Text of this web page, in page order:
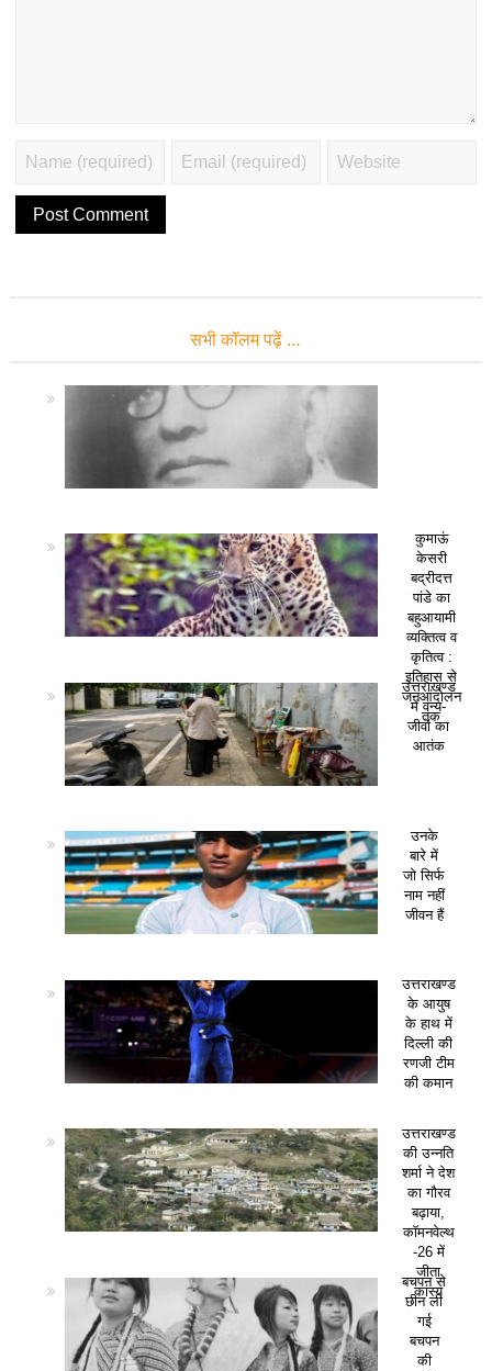
सभी कॉलम पढ़ें …
कुमाऊं
केसरी
बद्रीदत्त
पांडे का
बहुआयामी
व्यक्तित्व व
कृतित्व :
इतिहास से
जनआंदोलन
तक
उत्तराखण्ड
में वन्य-
जीवों का
आतंक
उनके
बारे में
जो सिर्फ
नाम नहीं
जीवन हैं
उत्तराखण्ड
के आयुष
के हाथ में
दिल्ली की
रणजी टीम
की कमान
उत्तराखण्ड
की उन्नति
शर्मा ने देश
का गौरव
बढ़ाया,
कॉमनवेल्थ
-26 में
जीता
कांस्य
बचपन से
छीन ली
गई
बचपन
की